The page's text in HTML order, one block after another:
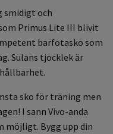
smidigt och
Primus Lite III blivit
barfotasko som
Sulans tjocklek är
sko för träning men
I sann Vivo-anda
möjligt. Bygg upp din